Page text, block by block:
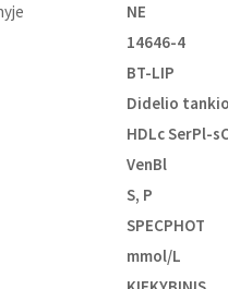
NE
14646-4
BT-LIP
Didelio
HDLc SerPl-
VenBl
S, P
SPECPHOT
mmol/L